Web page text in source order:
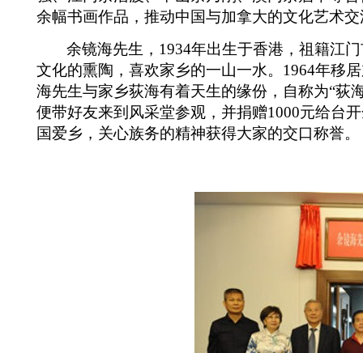
余幅书画作品，推动中国与加拿大的文化艺术
余镜海先生， 1934年出生于香港，祖籍江
文化的熏陶，喜欢家乡的一山一水。 1964年移
海先生与家乡荻海有着天生的缘份，自称为“荻
便带好友来到风采堂参观，并捐赠1000元给台
国爱乡，关心族务的精神获得大家的交口称誉。